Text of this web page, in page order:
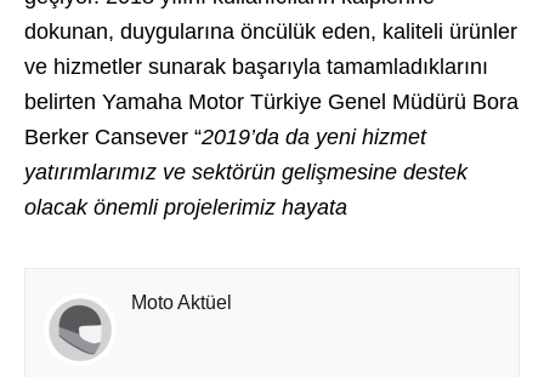
dokunan, duygularına öncülük eden, kaliteli ürünler
ve hizmetler sunarak başarıyla tamamladıklarını
belirten Yamaha Motor Türkiye Genel Müdürü Bora
Berker Cansever “2019’da da yeni hizmet
yatırımlarımız ve sektörün gelişmesine destek
olacak önemli projelerimiz hayata
Moto Aktüel